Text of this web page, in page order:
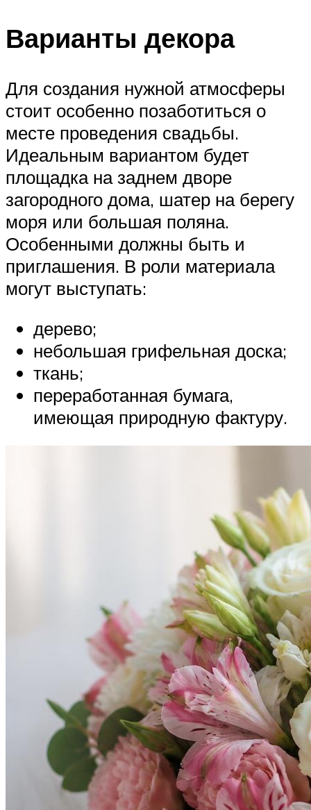
Варианты декора
Для создания нужной атмосферы
стоит особенно позаботиться о
месте проведения свадьбы.
Идеальным вариантом будет
площадка на заднем дворе
загородного дома, шатер на берегу
моря или большая поляна.
Особенными должны быть и
приглашения. В роли материала
могут выступать:
дерево;
небольшая грифельная доска;
ткань;
переработанная бумага,
имеющая природную фактуру.